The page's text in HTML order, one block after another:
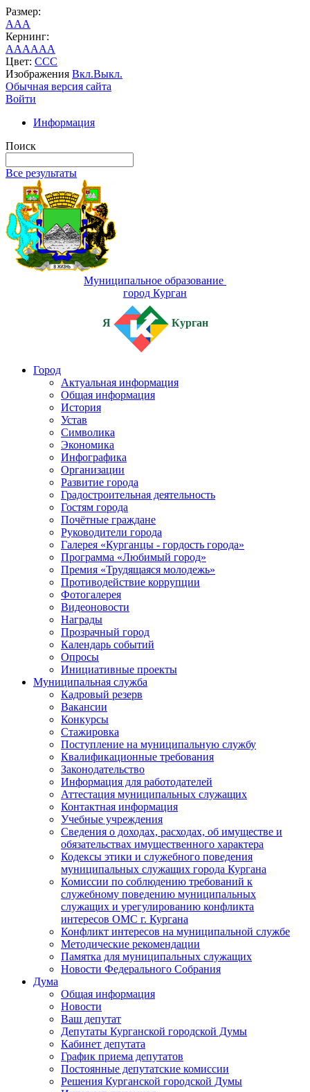
Размер:
AAA
Кернинг:
AAAAAA
Цвет: CCC
Изображения Вкл.Выкл.
Обычная версия сайта
Войти
Информация
Поиск
Все результаты
Муниципальное образование
город Курган
Я Курган
Город
Актуальная информация
Общая информация
История
Устав
Символика
Экономика
Инфографика
Организации
Развитие города
Градостроительная деятельность
Гостям города
Почётные граждане
Руководители города
Галерея «Курганцы - гордость города»
Программа «Любимый город»
Премия «Трудящаяся молодежь»
Противодействие коррупции
Фотогалерея
Видеоновости
Награды
Прозрачный город
Календарь событий
Опросы
Инициативные проекты
Муниципальная служба
Кадровый резерв
Вакансии
Конкурсы
Стажировка
Поступление на муниципальную службу
Квалификационные требования
Законодательство
Информация для работодателей
Аттестация муниципальных служащих
Контактная информация
Учебные учреждения
Сведения о доходах, расходах, об имуществе и
обязательствах имущественного характера
Кодексы этики и служебного поведения
муниципальных служащих города Кургана
Комиссии по соблюдению требований к
служебному поведению муниципальных
служащих и урегулированию конфликта
интересов ОМС г. Кургана
Конфликт интересов на муниципальной службе
Методические рекомендации
Памятка для муниципальных служащих
Новости Федерального Cобрания
Дума
Общая информация
Новости
Ваш депутат
Депутаты Курганской городской Думы
Кабинет депутата
График приема депутатов
Постоянные депутатские комиссии
Решения Курганской городской Думы